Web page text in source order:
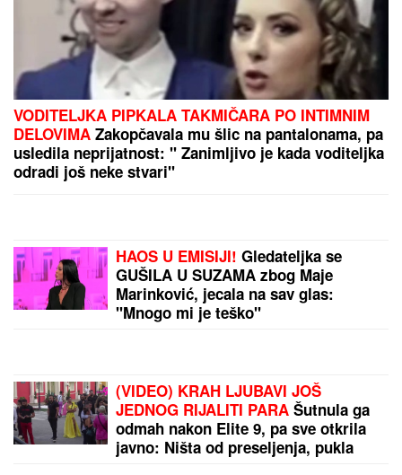
MREŽE GORE!Stefan Karić javno podelio snimak
Teodore Delić, Bebica na aparatima nakon ovog